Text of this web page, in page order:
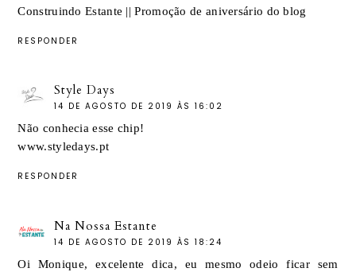
Construindo Estante ||Promoção de aniversário do blog
RESPONDER
Style Days
14 DE AGOSTO DE 2019 ÀS 16:02
Não conhecia esse chip!
www.styledays.pt
RESPONDER
Na Nossa Estante
14 DE AGOSTO DE 2019 ÀS 18:24
Oi Monique, excelente dica, eu mesmo odeio ficar sem